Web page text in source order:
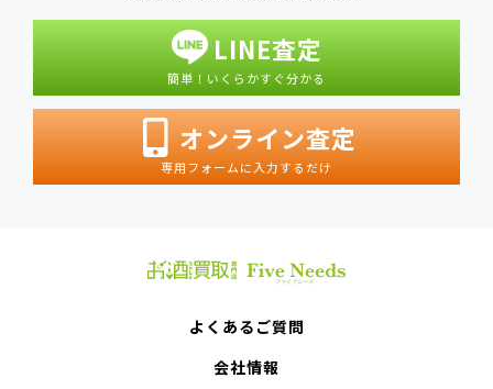
LINE査定
簡単！いくらかすぐ分かる
オンライン査定
専用フォームに入力するだけ
よくあるご質問
会社情報